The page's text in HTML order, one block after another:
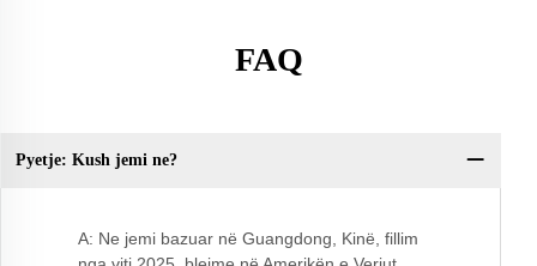
FAQ
Pyetje: Kush jemi ne?
A: Ne jemi bazuar në Guangdong, Kinë, fillim